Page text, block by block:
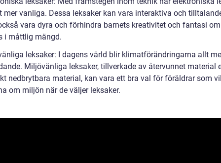
mer vanliga. Dessa leksaker kan vara interaktiva och
vara dyra och förhindra barnets kreativitet och fantasi
i måttlig mängd.
leksaker: I dagens värld blir klimatförändringarna allt
Miljövänliga leksaker, tillverkade av återvunnet material
nedbrytbara material, kan vara ett bra val för föräldrar som
om miljön när de väljer leksaker.